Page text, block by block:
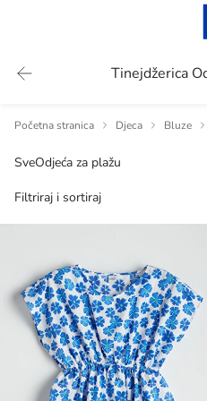
Tinejdžerica
Početna stranica Djeca Bluze
SveOdjeća za plažu
Filtriraj i sortiraj